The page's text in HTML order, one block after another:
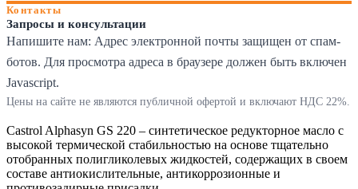
Контакты
Запросы и консультации
Напишите нам: Адрес электронной почты защищен от спам-
ботов. Для просмотра адреса в браузере должен быть включен
Javascript.
Цены на сайте не являются публичной офертой и включают НДС 22%.
Castrol Alphasyn GS 220 – синтетическое редукторное масло с
высокой термической стабильностью на основе тщательно
отобранных полигликолевых жидкостей, содержащих в своем
составе антиокислительные, антикоррозионные и